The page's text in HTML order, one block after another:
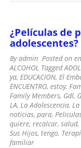
¿Películas de
adolescentes?
Byadmin Posted on
ALCOHOL Tagged
ya, EDUCACION, El
ENCUENTRO, estoy,
Family Members, Gdl,
LA, La Adolescencia,
noticias, para,
quiere, recalcar, salud,
Sus Hijos, tengo,
familiar